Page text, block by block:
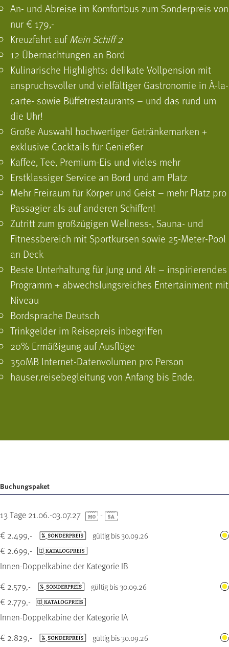
An- und Abreise im Komfortbus zum Sonderpreis von
nur € 179,-
Kreuzfahrt aufMein Schiff 2
12 Übernachtungen an Bord
Kulinarische Highlights: delikate Vollpension mit
anspruchsvoller und vielfältiger Gastronomie in À-la-
carte- sowie Büffet­restaurants – und das rund um
die Uhr!
Große Auswahl hochwertiger Getränkemarken +
exklusive Cocktails für Genießer
Kaffee, Tee, Premium-Eis und vieles mehr
Erstklassiger Service an Bord und am Platz
Mehr Freiraum für Körper und Geist – mehr Platz pro
Passagier als auf anderen Schiffen!
Zutritt zum großzügigen Wellness-, Sauna- und
Fitnessbereich mit Sportkursen sowie 25-Meter-Pool
an Deck
Beste Unterhaltung für Jung und Alt – inspirierendes
Programm + abwechslungsreiches Entertainment mit
Niveau
Bordsprache Deutsch
Trinkgelder im Reisepreis inbegriffen
20% Ermäßigung auf Ausflüge
350MB Internet-Datenvolumen pro Person
hauser.reisebegleitung von Anfang bis Ende.
Buchungspaket
13 Tage 21.06.-03.07.27 -
Innen-Doppelkabine der Kategorie IB
€ 2.499,- gültig bis 30.09.26
€ 2.699,-
Innen-Doppelkabine der Kategorie IA
€ 2.579,- gültig bis 30.09.26
€ 2.779,-
€ 2.829,- gültig bis 30.09.26